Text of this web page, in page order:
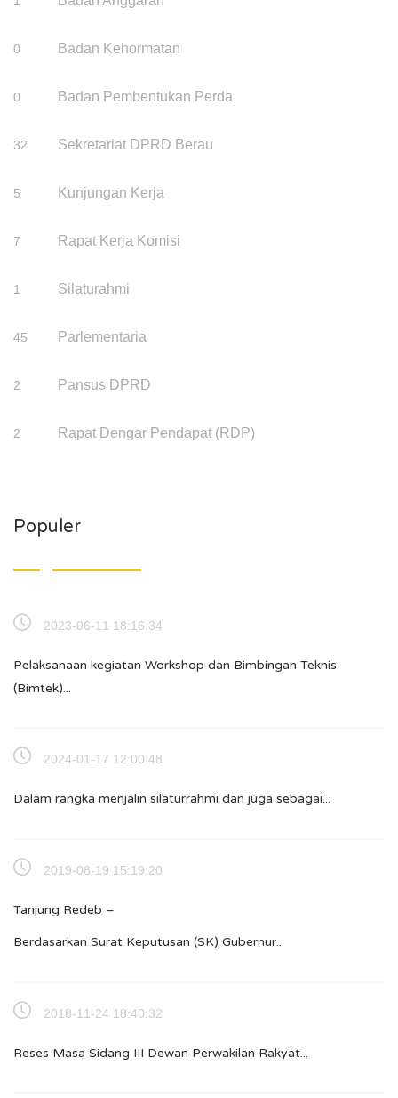
0 Badan Kehormatan
0 Badan Pembentukan Perda
32 Sekretariat DPRD Berau
5 Kunjungan Kerja
7 Rapat Kerja Komisi
1 Silaturahmi
45 Parlementaria
2 Pansus DPRD
2 Rapat Dengar Pendapat (RDP)
Populer
2023-06-11 18:16:34
Pelaksanaan kegiatan Workshop dan Bimbingan Teknis
(Bimtek)...
2024-01-17 12:00:48
Dalam rangka menjalin silaturrahmi dan juga sebagai...
2019-08-19 15:19:20
Tanjung Redeb –
Berdasarkan Surat Keputusan (SK) Gubernur...
2018-11-24 18:40:32
Reses Masa Sidang III Dewan Perwakilan Rakyat...